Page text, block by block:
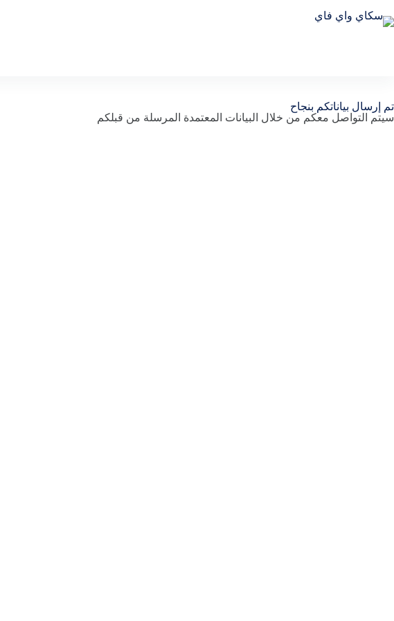
تم إرسال بياناتكم بنجاح
سيتم التواصل معكم من خلال البيانات المعتمدة المرسلة من قبلكم